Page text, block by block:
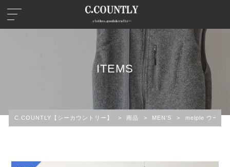
ITEMS
C.COUNTLY【シーカウントリー】 > 商品 > MEN'S > melple ウール